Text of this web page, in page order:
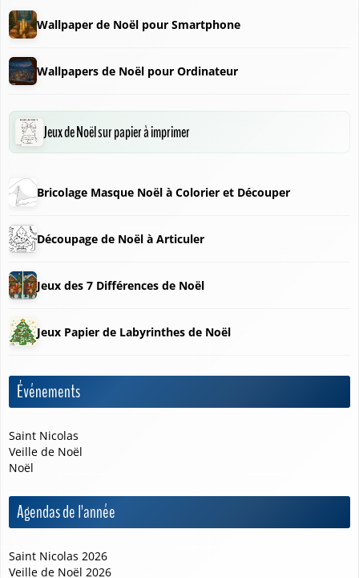
Wallpaper de Noël pour Smartphone
Wallpapers de Noël pour Ordinateur
Jeux de Noël sur papier à imprimer
Bricolage Masque Noël à Colorier et Découper
Découpage de Noël à Articuler
Jeux des 7 Différences de Noël
Jeux Papier de Labyrinthes de Noël
Événements
Saint Nicolas
Veille de Noël
Noël
Agendas de l'année
Saint Nicolas 2026
Veille de Noël 2026